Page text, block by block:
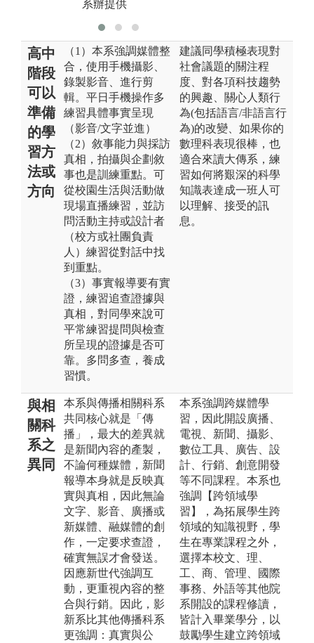
系辦提供
高中
階段
可以
準備
的學
習方
法或
方向
（1）本系強調媒體整
合，使用手機攝影、
錄製影音、進行剪
輯。平日手機操作多
練習具體事實呈現
（影音/文字並進）
（2）敘事能力與採訪
真相，拍攝與企劃敘
事也是訓練重點。可
從校園生活與活動做
現場直播練習，並訪
問活動主持或設計者
（校方或社團負責
人）練習從對話中找
到重點。
（3）事實報導要有實
證，練習追查證據與
真相，對同學來說可
平常練習提問與檢查
所呈現的證據是否可
靠。多問多查，養成
習慣。
建議同學積極表現對
社會議題的關注程
度、對各項科技趨勢
的興趣、關心人類行
為(包括語言/非語言行
為)的改變、如果你的
數理科表現很棒，也
適合來讀大傳系，練
習如何將艱深的科學
知識表達成一班人可
以理解、接受的訊
息。
與相
關科
系之
異同
本系與傳播相關科系
共同核心就是「傳
播」，最大的差異就
是新聞內容的產製，
不論何種媒體，新聞
報導本身就是反映真
實與真相，因此無論
文字、影音、廣播或
新媒體、融媒體的創
作，一定要求查證，
確實無誤才會發送。
因應新世代強調互
動，更重視內容的整
合與行銷。因此，影
新系比其他傳播科系
更強調：真實與公
本系強調跨媒體學
習，因此開設廣播、
電視、新聞、攝影、
數位工具、廣告、設
計、行銷、創意開發
等不同課程。本系也
強調【跨領域學
習】，為拓展學生跨
領域的知識視野，學
生在專業課程之外，
選擇本校文、理、
工、商、管理、國際
事務、外語等其他院
系開設的課程修讀，
皆計入畢業學分，以
鼓勵學生建立跨領域